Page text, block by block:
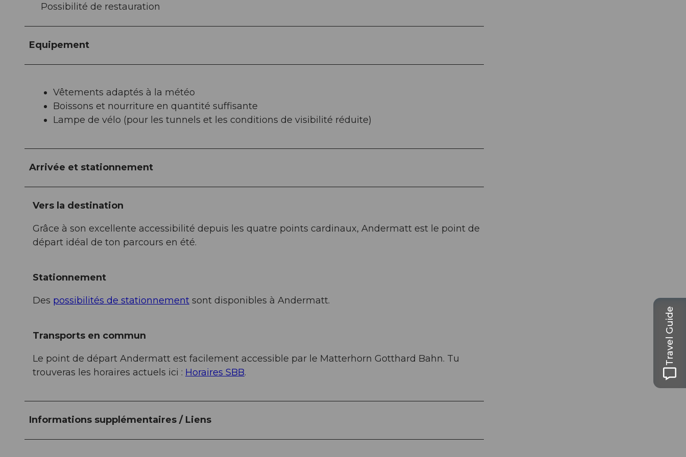
Possibilité de restauration
Equipement
Vêtements adaptés à la météo
Boissons et nourriture en quantité suffisante
Lampe de vélo (pour les tunnels et les conditions de visibilité réduite)
Arrivée et stationnement
Vers la destination
Grâce à son excellente accessibilité depuis les quatre points cardinaux, Andermatt est le point de
départ idéal de ton parcours en été.
Stationnement
Des possibilités de stationnement sont disponibles à Andermatt.
Transports en commun
Le point de départ Andermatt est facilement accessible par le Matterhorn Gotthard Bahn. Tu
trouveras les horaires actuels ici : Horaires SBB.
Informations supplémentaires / Liens
Travel Guide